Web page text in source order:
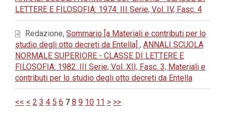
LETTERE E FILOSOFIA: 1974: III Serie, Vol. IV, Fasc. 4
Redazione, Sommario [a Materiali e contributi per lo
studio degli otto decreti da Entella] , ANNALI SCUOLA
NORMALE SUPERIORE - CLASSE DI LETTERE E
FILOSOFIA: 1982: III Serie, Vol. XII, Fasc. 3, Materiali e
contributi per lo studio degli otto decreti da Entella
<< < 2 3 4 5 6 7 8 9 10 11 > >>